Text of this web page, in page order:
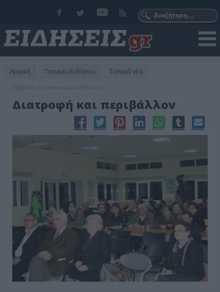
Αρχική Τοπικές Ειδήσεις Τοπικά νέα
Σάββατο, 15 Ιανουαρίου 2011 02:35
Διατροφή και περιβάλλον